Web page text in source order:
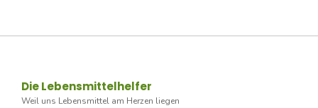
Die Lebensmittelhelfer
Weil uns Lebensmittel am Herzen liegen